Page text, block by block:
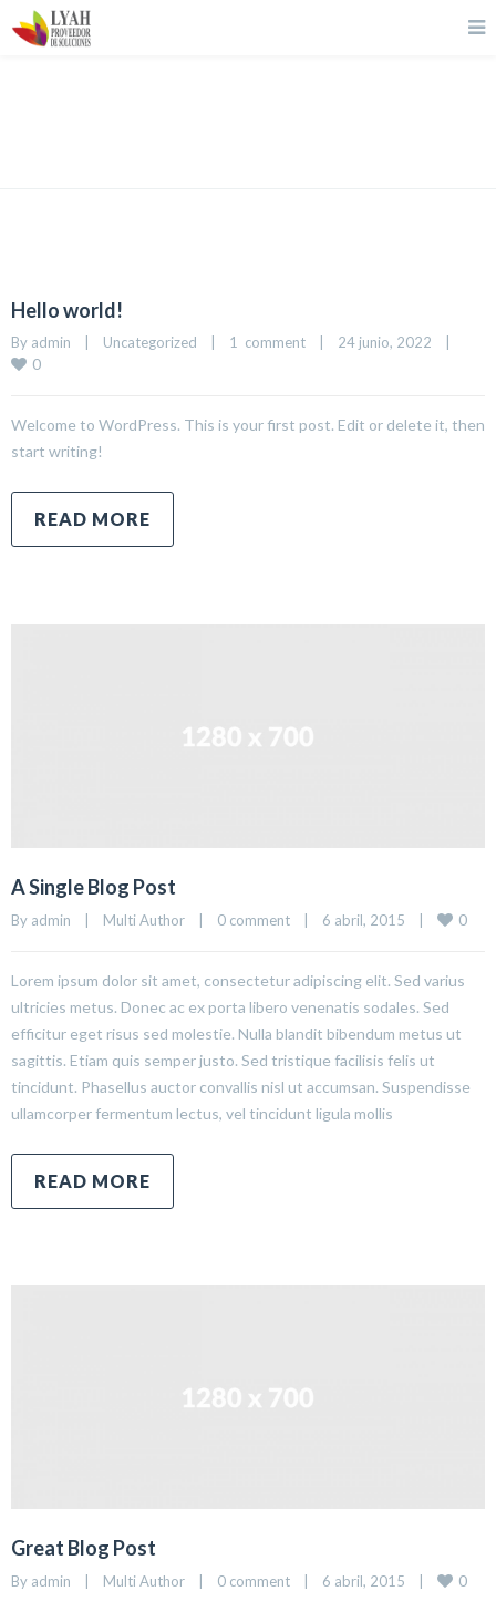
Hello world!
By admin Uncategorized 1  comment 24 junio, 2022
0
Welcome to WordPress. This is your first post. Edit or delete it, then
start writing!
READ MORE
A Single Blog Post
By admin | Multi Author | 0 comment | 6 abril, 2015 | 0
Lorem ipsum dolor sit amet, consectetur adipiscing elit. Sed varius
ultricies metus. Donec ac ex porta libero venenatis sodales. Sed
efficitur eget risus sed molestie. Nulla blandit bibendum metus ut
sagittis. Etiam quis semper justo. Sed tristique facilisis felis ut
tincidunt. Phasellus auctor convallis nisl ut accumsan. Suspendisse
ullamcorper fermentum lectus, vel tincidunt ligula mollis
READ MORE
Great Blog Post
By admin | Multi Author | 0 comment | 6 abril, 2015 | 0